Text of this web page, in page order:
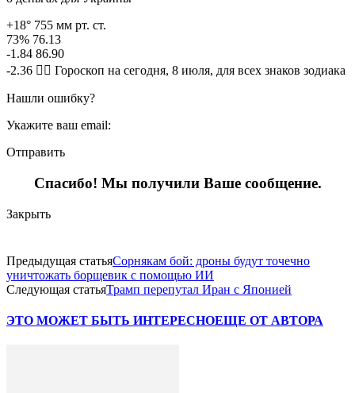
+18° 755 мм рт. ст.
73% 76.13
-1.84 86.90
-2.36 🧙‍♀ Гороскоп на сегодня, 8 июля, для всех знаков зодиака
Нашли ошибку?
Укажите ваш email:
Отправить
Спасибо! Мы получили Ваше сообщение.
Закрыть
Предыдущая статьяСорнякам бой: дроны будут точечно
уничтожать борщевик с помощью ИИ
Следующая статьяТрамп перепутал Иран с Японией
ЭТО МОЖЕТ БЫТЬ ИНТЕРЕСНОЕЩЕ ОТ АВТОРА